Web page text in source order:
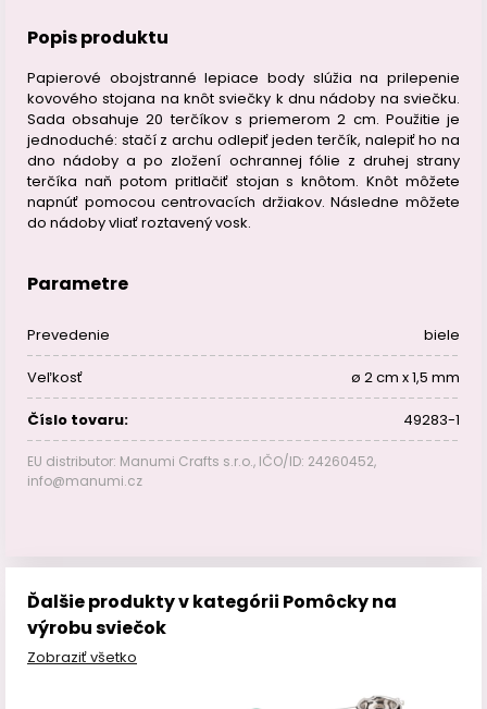
Popis produktu
Papierové obojstranné lepiace body slúžia na prilepenie
kovového stojana na knôt sviečky k dnu nádoby na sviečku.
Sada obsahuje 20 terčíkov s priemerom 2 cm. Použitie je
jednoduché: stačí z archu odlepiť jeden terčík, nalepiť ho na
dno nádoby a po zložení ochrannej fólie z druhej strany
terčíka naň potom pritlačiť stojan s knôtom. Knôt môžete
napnúť pomocou centrovacích držiakov. Následne môžete
do nádoby vliať roztavený vosk.
Parametre
Prevedenie biele
Veľkosť ø 2 cm x 1,5 mm
Číslo tovaru: 49283-1
EU distributor: Manumi Crafts s.r.o., IČO/ID: 24260452,
info@manumi.cz
Ďalšie produkty v kategórii Pomôcky na
výrobu sviečok
Zobraziť všetko